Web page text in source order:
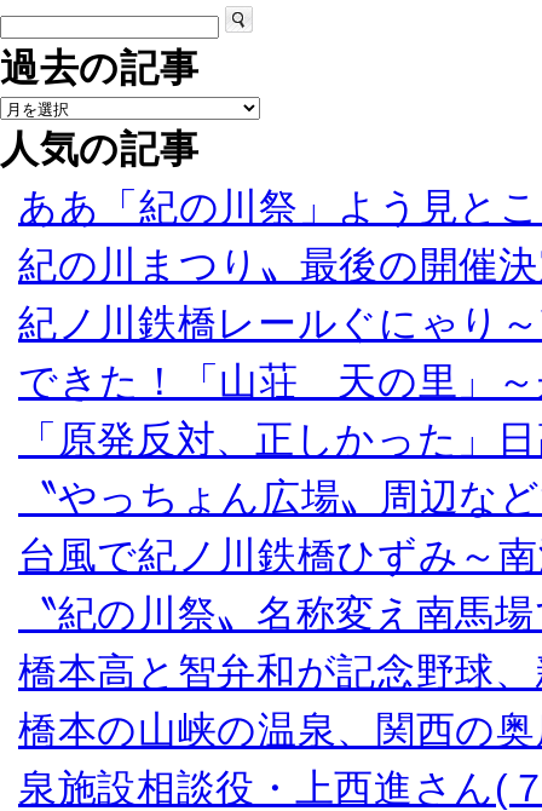
過去の記事
人気の記事
ああ「紀の川祭」よう見と
紀の川まつり〟最後の開催
紀ノ川鉄橋レールぐにゃり
できた！「山荘 天の里」～
「原発反対、正しかった」
〝やっちょん広場〟周辺な
台風で紀ノ川鉄橋ひずみ～
〝紀の川祭〟名称変え南馬
橋本高と智弁和が記念野球
橋本の山峡の温泉、関西の
泉施設相談役・上西進さん(